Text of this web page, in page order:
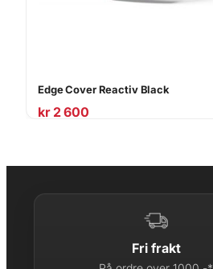
Edge Cover Reactiv Black
kr2 600
Fri frakt